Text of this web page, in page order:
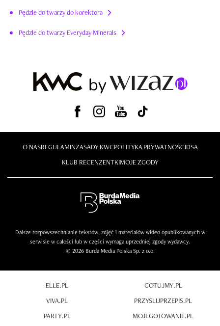
Pędzle do twarzy do korektora
Pędzle do twarzy Everyday Minerals
O NASREGULAMINZASADY KWCPOLITYKA PRYWATNOŚCIDSA
KLUB RECENZENTKIMOJE ZGODY
Dalsze rozpowszechnianie tekstów, zdjęć i materiałów wideo opublikowanych w
serwisie w całości lub w części wymaga uprzedniej zgody wydawcy.
© 2026 Burda Media Polska Sp. z o.o.
ELLE.PL
VIVA.PL
PARTY.PL
GOTUJMY.PL
PRZYSLIJPRZEPIS.PL
MOJEGOTOWANIE.PL